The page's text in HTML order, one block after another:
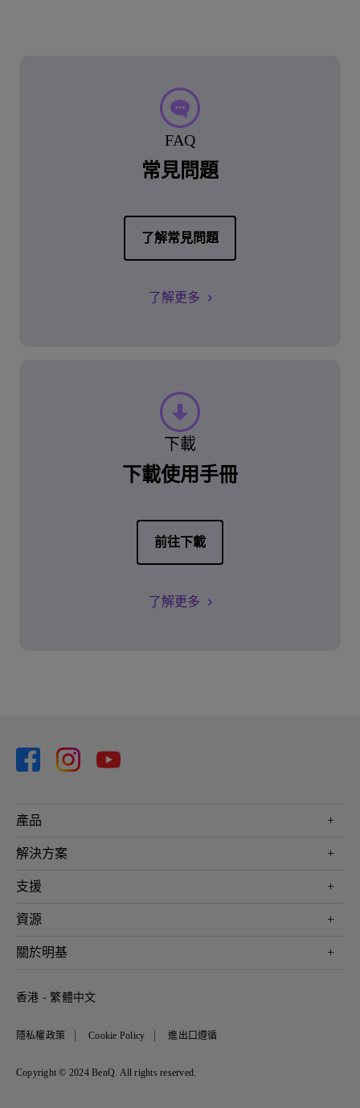
FAQ
常見問題
了解常見問題
了解更多
下載
下載使用手冊
前往下載
了解更多
產品
投影機
燈具
解決方案
商業
電競
支援
聯絡我們
常見問答
服務網點
資源
投影機投射距離計算器
關於明基
品牌
可永續發展
Copyright © 2024 BenQ. All rights reserved.
隱私權政策 Cookie Policy 進出口遵循
香港 - 繁體中文